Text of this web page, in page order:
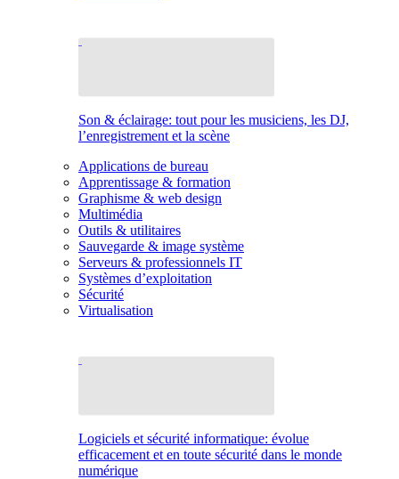
Son & éclairage: tout pour les musiciens, les DJ,
l’enregistrement et la scène
Applications de bureau
Apprentissage & formation
Graphisme & web design
Multimédia
Outils & utilitaires
Sauvegarde & image système
Serveurs & professionnels IT
Systèmes d’exploitation
Sécurité
Virtualisation
Logiciels et sécurité informatique: évolue
efficacement et en toute sécurité dans le monde
numérique